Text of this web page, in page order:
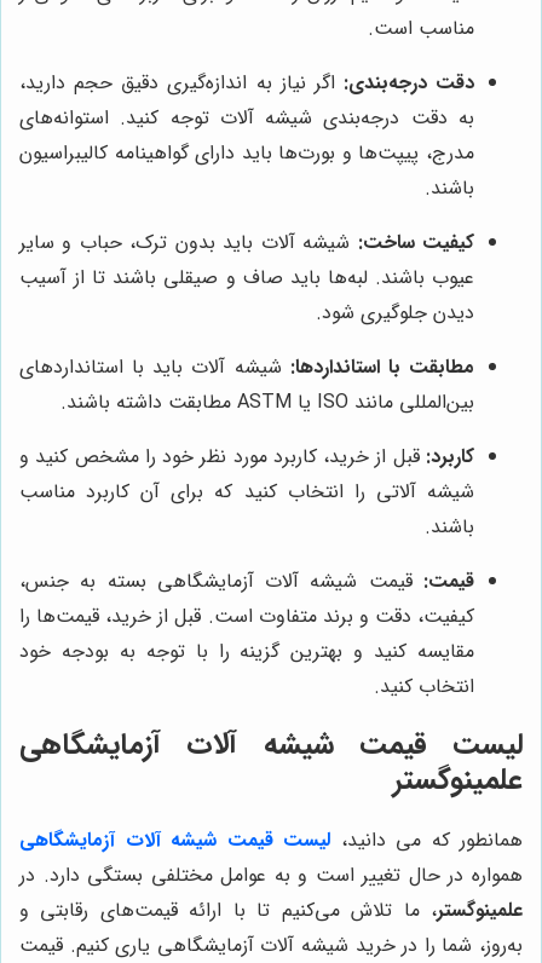
مناسب است.
دقت درجه‌بندی: اگر نیاز به اندازه‌گیری دقیق حجم دارید،
به دقت درجه‌بندی شیشه آلات توجه کنید. استوانه‌های
مدرج، پیپت‌ها و بورت‌ها باید دارای گواهینامه کالیبراسیون
باشند.
کیفیت ساخت: شیشه آلات باید بدون ترک، حباب و سایر
عیوب باشند. لبه‌ها باید صاف و صیقلی باشند تا از آسیب
دیدن جلوگیری شود.
مطابقت با استانداردها: شیشه آلات باید با استانداردهای
بین‌المللی مانند ISO یا ASTM مطابقت داشته باشند.
کاربرد: قبل از خرید، کاربرد مورد نظر خود را مشخص کنید و
شیشه آلاتی را انتخاب کنید که برای آن کاربرد مناسب
باشند.
قیمت: قیمت شیشه آلات آزمایشگاهی بسته به جنس،
کیفیت، دقت و برند متفاوت است. قبل از خرید، قیمت‌ها را
مقایسه کنید و بهترین گزینه را با توجه به بودجه خود
انتخاب کنید.
لیست قیمت شیشه آلات آزمایشگاهی
علمینوگستر
همانطور که می دانید، لیست قیمت شیشه آلات آزمایشگاهی
همواره در حال تغییر است و به عوامل مختلفی بستگی دارد. در
علمینوگستر، ما تلاش می‌کنیم تا با ارائه قیمت‌های رقابتی و
به‌روز، شما را در خرید شیشه آلات آزمایشگاهی یاری کنیم. قیمت